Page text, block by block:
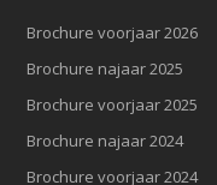
Brochure voorjaar 2026
Brochure najaar 2025
Brochure voorjaar 2025
Brochure najaar 2024
Brochure voorjaar 2024